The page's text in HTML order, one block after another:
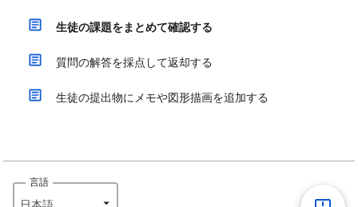
生徒の課題をまとめて確認する
質問の解答を採点して返却する
生徒の提出物にメモや図形描画を追加する
言語